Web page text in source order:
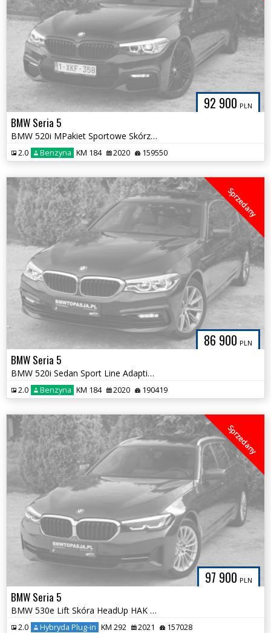
92 900 PLN
BMW Seria 5
BMW 520i MPakiet Sportowe Skórzane Ambiente 100% Bezwypadkowa Alu `19
2.0 Benzyna KM 184 2020 159550
86 900 PLN
Sprzedany
BMW Seria 5
BMW 520i Sedan Sport Line Adaptive LED Komforty Czarna Podsufitka
2.0 Benzyna KM 184 2020 190419
97 900 PLN
Sprzedany
BMW Seria 5
BMW 530e Lift Skóra HeadUp HAK Panorama Bezwypadkowa Tylko 157tys km
2.0 Hybryda Plug-in KM 292 2021 157028